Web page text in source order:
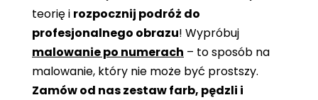
teorię i rozpocznij podróż do
profesjonalnego obrazu! Wypróbuj
malowanie po numerach – to sposób na
malowanie, który nie może być prostszy.
Zamów od nas zestaw farb, pędzli i